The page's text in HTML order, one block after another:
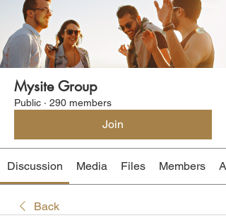
Mysite Group
Public · 290 members
Join
Discussion Media Files Members
Back